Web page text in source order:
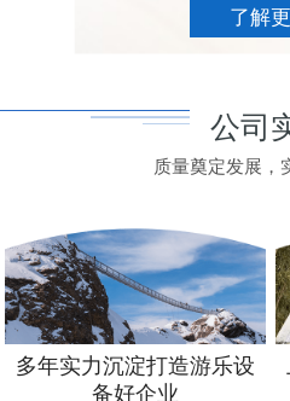
了解
公司
质量奠定发展，
多年实力沉淀打造游乐设
备好企业